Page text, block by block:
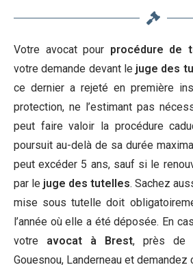
Votre avocat pour procédure de
votre demande devant le juge des
ce dernier a rejeté en première
protection, ne l’estimant pas
peut faire valoir la procédure
poursuit au-delà de sa durée
peut excéder 5 ans, sauf si le
par le juge des tutelles. Sachez
mise sous tutelle doit
l’année où elle a été déposée. En
votre avocat à Brest, près de
Gouesnou, Landerneau et demandez